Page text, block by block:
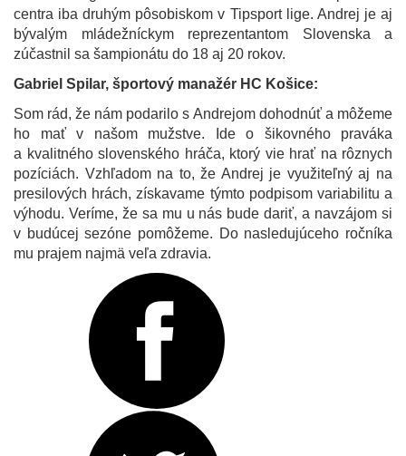
centra iba druhým pôsobiskom v Tipsport lige. Andrej je aj
bývalým mládežníckym reprezentantom Slovenska a
zúčastnil sa šampionátu do 18 aj 20 rokov.
Gabriel Spilar, športový manažér HC Košice:
Som rád, že nám podarilo s Andrejom dohodnúť a môžeme
ho mať v našom mužstve. Ide o šikovného praváka
a kvalitného slovenského hráča, ktorý vie hrať na rôznych
pozíciách. Vzhľadom na to, že Andrej je využiteľný aj na
presilových hrách, získavame týmto podpisom variabilitu a
výhodu. Veríme, že sa mu u nás bude dariť, a navzájom si
v budúcej sezóne pomôžeme. Do nasledujúceho ročníka
mu prajem najmä veľa zdravia.